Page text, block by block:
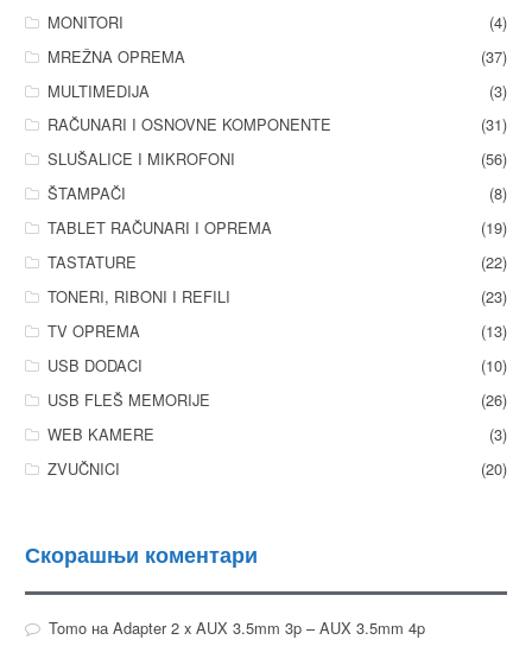
MONITORI
(4)
MREŽNA OPREMA
(37)
MULTIMEDIJA
(3)
RAČUNARI I OSNOVNE KOMPONENTE
(31)
SLUŠALICE I MIKROFONI
(56)
ŠTAMPAČI
(8)
TABLET RAČUNARI I OPREMA
(19)
TASTATURE
(22)
TONERI, RIBONI I REFILI
(23)
TV OPREMA
(13)
USB DODACI
(10)
USB FLEŠ MEMORIJE
(26)
WEB KAMERE
(3)
ZVUČNICI
(20)
Скорашњи коментари
TomoнаAdapter 2 x AUX 3.5mm 3p – AUX 3.5mm 4p